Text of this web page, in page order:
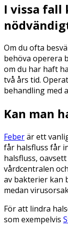
I vissa fall
Om du ofta
behöva operera
om du har haft
två års tid.
behandling med
Kan man
Feberär ett
får halsfluss får
halsfluss,
vårdcentralen
av bakterier kan
medan
För att lindra
som exempelvis